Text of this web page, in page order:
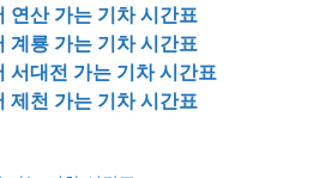
연산 가는 기차 시간표
계룡 가는 기차 시간표
서대전 가는 기차 시간표
제천 가는 기차 시간표